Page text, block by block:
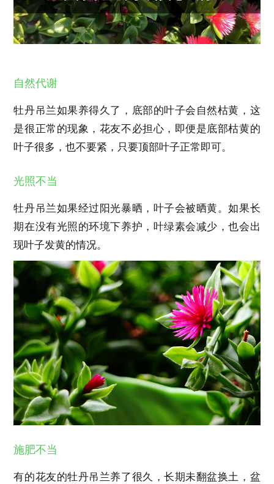
自然代谢
牡丹吊兰如果养得久了，底部的叶子会自然枯黄，这
是很正常的现象，花友不必担心，即便是底部枯黄的
叶子很多，也不要紧，只要顶部叶子正常即可。
光照不当
牡丹吊兰如果经过阳光暴晒，叶子会被晒黄。如果长
期在没有光照的环境下养护，叶绿素会减少，也会出
现叶子发黄的情况。
施肥不当
有的花友的牡丹吊兰养了很久，长期未翻盆换土，盆